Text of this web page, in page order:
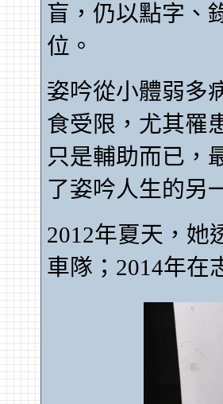
盲，仍以點字、
位。
姿吟從小體弱多
食受限，尤其罹
只是輔助而已，
了姿吟人生的另
2012年夏天，她
車隊；2014年在